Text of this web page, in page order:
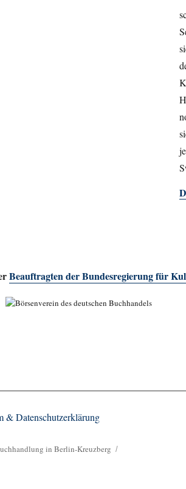
Beauftragten der Bundesregierung für
& Datenschutzerklärung
in Berlin-Kreuzberg